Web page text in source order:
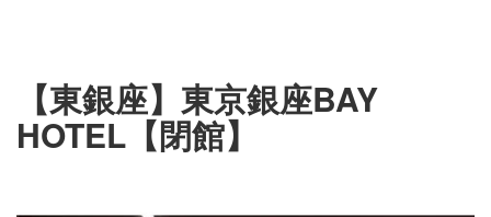
【東銀座】東京銀座BAY
HOTEL【閉館】